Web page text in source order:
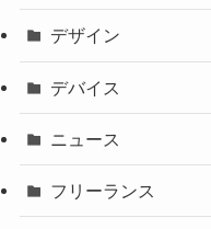
デザイン
デバイス
ニュース
フリーランス